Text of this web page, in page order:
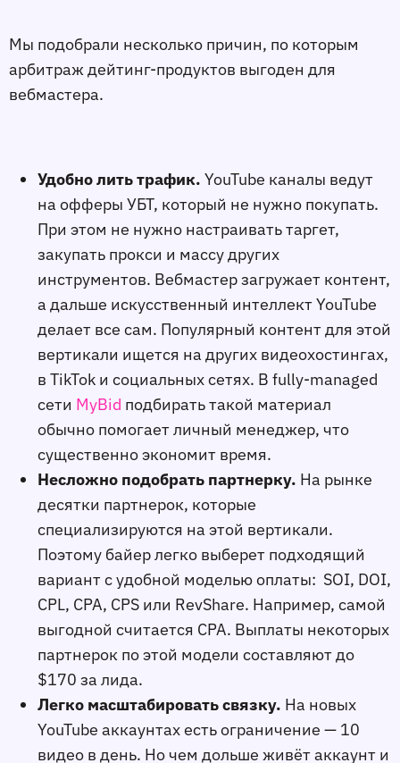
Мы подобрали несколько причин, по которым
арбитраж дейтинг-продуктов выгоден для
вебмастера.
Удобно лить трафик. YouTube каналы ведут
на офферы УБТ, который не нужно покупать.
При этом не нужно настраивать таргет,
закупать прокси и массу других
инструментов. Вебмастер загружает контент,
а дальше искусственный интеллект YouTube
делает все сам. Популярный контент для этой
вертикали ищется на других видеохостингах,
в TikTok и социальных сетях. В fully-managed
сети MyBid подбирать такой материал
обычно помогает личный менеджер, что
существенно экономит время.
Несложно подобрать партнерку. На рынке
десятки партнерок, которые
специализируются на этой вертикали.
Поэтому байер легко выберет подходящий
вариант с удобной моделью оплаты: SOI, DOI,
CPL, CPA, CPS или RevShare. Например, самой
выгодной считается CPA. Выплаты некоторых
партнерок по этой модели составляют до
$170 за лида.
Легко масштабировать связку. На новых
YouTube аккаунтах есть ограничение — 10
видео в день. Но чем дольше живёт аккаунт и